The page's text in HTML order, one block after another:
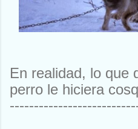
En realidad, lo que
perro le hiciera